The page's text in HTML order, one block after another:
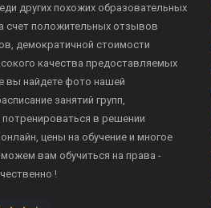
других похожих образовательных
счет положительных отзывов
демократичной стоимости
качества предоставляемых
вы найдете фото нашей
занятий групп,
в решении
цены на обучение и многое
вам обучиться на права -
!